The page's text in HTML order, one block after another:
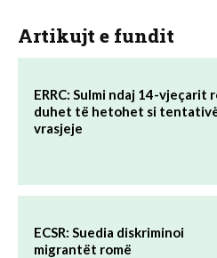
Artikujt e fundit
ERRC: Sulmi ndaj 14-vjeçarit
duhet të hetohet si
vrasjeje
ECSR: Suedia diskriminoi
migrantët romë